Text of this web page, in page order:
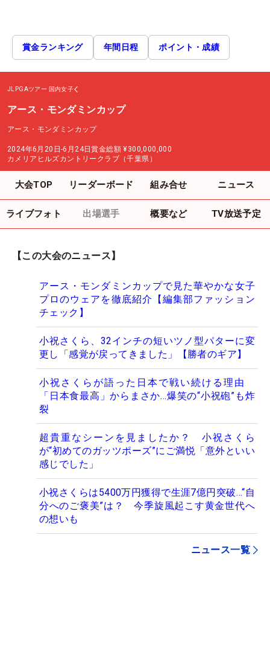
賞金ランキング 年間日程 ポイント・成績
JLPGAツアー 国内女子
アース・モンダミンカップ
アース・モンダミンカップ
2024年6月20日-6月24日賞金総額 ¥300,000,000
カメリアヒルズカントリークラブ（千葉県）
大会TOP リーダーボード 組み合せ ニュース
ライブフォト 出場選手 概要など TV放送予定
【この大会のニュース】
アース・モンダミンカップで見た華やかな女子
プロのウェアを徹底紹介【編集部ファッション
チェック】
小祝さくら、32インチの短いツノ型パターに変
更し「感覚が戻ってきました」【勝者のギア】
小祝さくらが語った日本で戦い続ける理由
「日本食最高」からまさか…爆笑の“小祝砲”も炸
裂
超貴重なシーンを見ましたか？ 小祝さくら
が“初めてのガッツポーズ”にご満悦「意外といい
感じでした」
小祝さくらは5400万円獲得で生涯7億円突破…“自
分へのご褒美”は？ 今季旋風起こす黄金世代へ
の想いも
ニュース一覧